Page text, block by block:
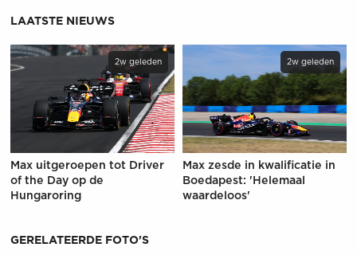
LAATSTE NIEUWS
2w geleden
Max uitgeroepen tot Driver
of the Day op de
Hungaroring
2w geleden
Max zesde in kwalificatie in
Boedapest: 'Helemaal
waardeloos'
GERELATEERDE FOTO'S